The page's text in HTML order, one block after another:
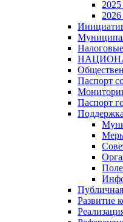
Паспорт
Паспорт
Развитие